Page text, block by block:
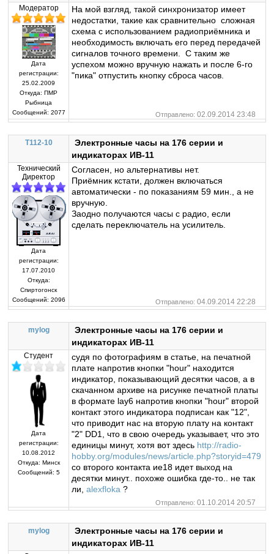
Модератор
Дата
регистрации:
25.02.2009
Откуда: ПМР
Рыбница
Сообщений: 2077
На мой взгляд, такой синхронизатор имеет
недостатки, такие как сравнительно сложная
схема с использованием радиоприёмника и
необходимость включать его перед передачей
сигналов точного времени. С таким же
успехом можно вручную нажать и после 6-го
"пика" отпустить кнопку сброса часов.
Отправлено: 02.09.2014 23:48
T112-10
Электронные часы на 176 серии и
индикаторах ИВ-11
Технический
Директор
Дата
регистрации:
17.07.2010
Откуда:
Спиртогонск
Сообщений: 2096
Согласен, но альтернативы нет.
Приёмник кстати, должен включаться
автоматически - по показаниям 59 мин., а не
вручную.
Заодно получаются часы с радио, если
сделать переключатель на усилитель.
Отправлено: 04.09.2014 22:28
mylog
Электронные часы на 176 серии и
индикаторах ИВ-11
Студент
Дата
регистрации:
10.08.2012
Откуда: Минск
Сообщений: 5
судя по фотографиям в статье, на печатной
плате напротив кнопки "hour" находится
индикатор, показывающий десятки часов, а в
скачанном архиве на рисунке печатной платы
в формате lay6 напротив кнопки "hour" второй
контакт этого индикатора подписан как "12",
что приводит нас на вторую плату на контакт
"2" DD1, что в свою очередь указывает, что это
единицы минут, хотя вот здесь http://radio-
hobby.org/modules/news/article.php?storyid=479
со второго контакта ие18 идет выход на
десятки минут.. похоже ошибка где-то.. не так
ли,alexfloka ?
Отправлено: 01.10.2014 20:57
mylog
Электронные часы на 176 серии и
индикаторах ИВ-11